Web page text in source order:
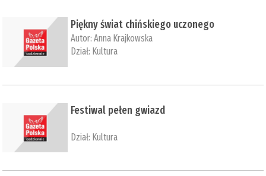
Piękny świat chińskiego uczonego
Autor:Anna Krajkowska
Dział: Kultura
Festiwal pełen gwiazd
Dział: Kultura